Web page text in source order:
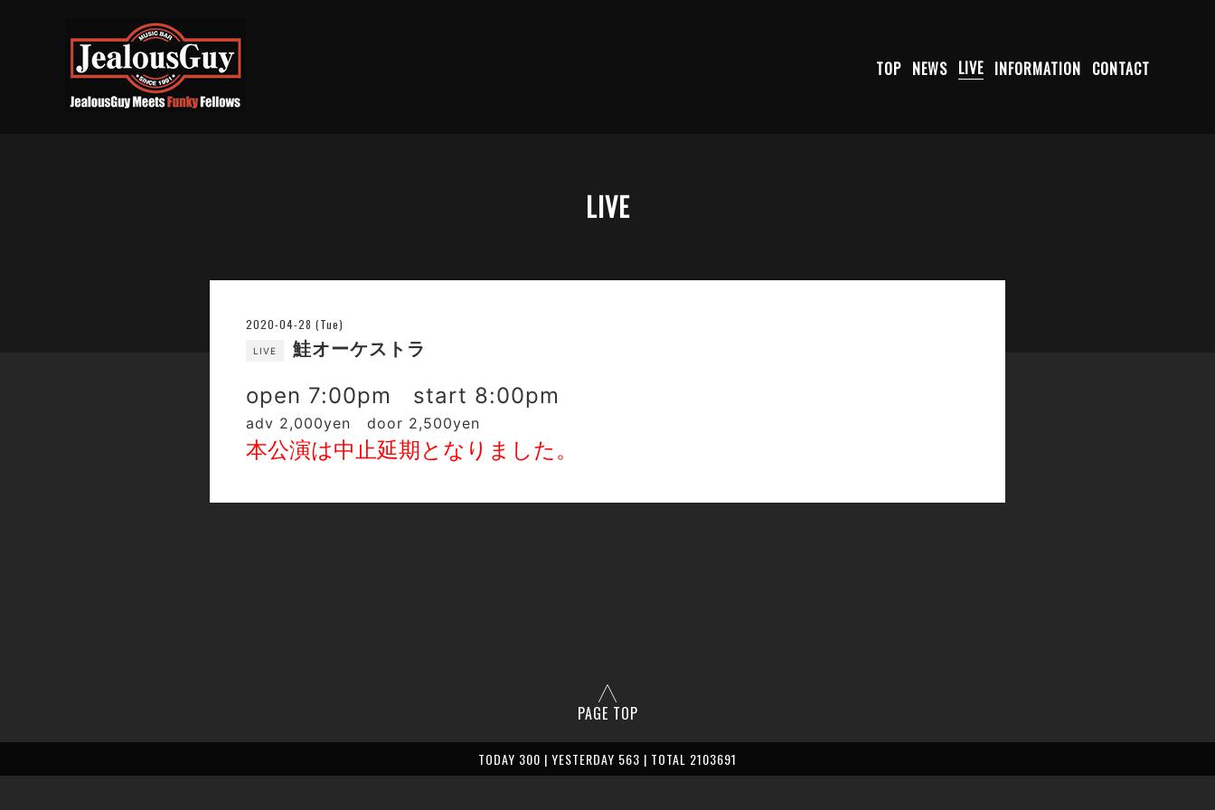
TOP NEWS LIVE INFORMATION CONTACT
LIVE
2020-04-28 (Tue)
LIVE 鮭オーケストラ
open 7:00pm start 8:00pm
adv 2,000yen door 2,500yen
本公演は中止延期となりました。
PAGE TOP
TODAY 300 | YESTERDAY 563 | TOTAL 2103691